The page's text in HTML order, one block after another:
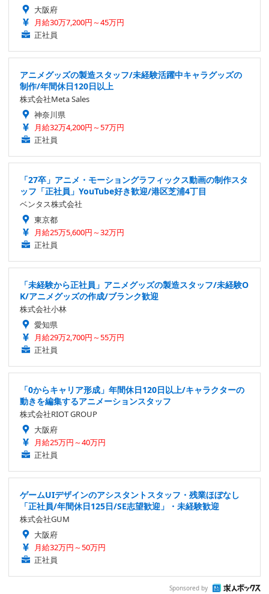
大阪府
月給30万7,200円～45万円
正社員
アニメグッズの製造スタッフ/未経験活躍中キャラグッズの
制作/年間休日120日以上
株式会社Meta Sales
神奈川県
月給32万4,200円～57万円
正社員
「27卒」アニメ・モーショングラフィックス動画の制作スタ
ッフ「正社員」YouTube好き歓迎/港区芝浦4丁目
ベンタス株式会社
東京都
月給25万5,600円～32万円
正社員
「未経験から正社員」アニメグッズの製造スタッフ/未経験O
K/アニメグッズの作成/ブランク歓迎
株式会社小林
愛知県
月給29万2,700円～55万円
正社員
「0からキャリア形成」年間休日120日以上/キャラクターの
動きを編集するアニメーションスタッフ
株式会社RIOT GROUP
大阪府
月給25万円～40万円
正社員
ゲームUIデザインのアシスタントスタッフ・残業ほぼなし
「正社員/年間休日125日/SE志望歓迎」・未経験歓迎
株式会社GUM
大阪府
月給32万円～50万円
正社員
Sponsored by